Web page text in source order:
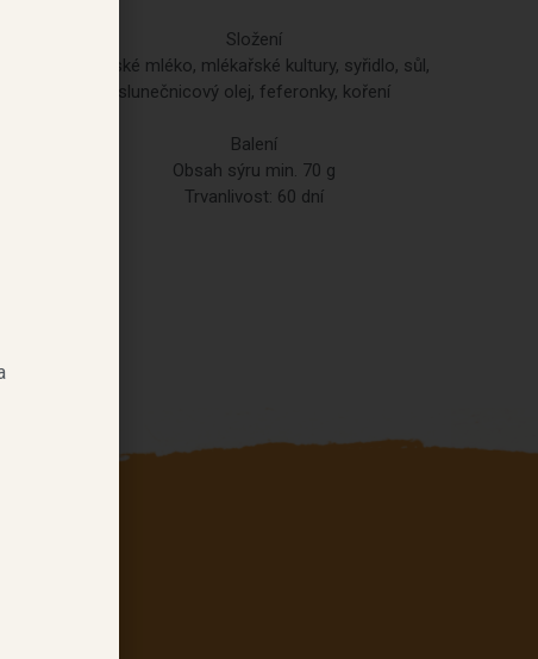
Složení
Kravské mléko, mlékařské kultury, syřidlo, sůl,
slunečnicový olej, feferonky, koření
Balení
Obsah sýru min. 70 g
Trvanlivost: 60 dní